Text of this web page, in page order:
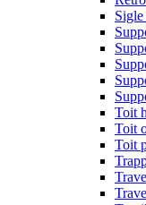
Sigle
Toit
Toit
Toit